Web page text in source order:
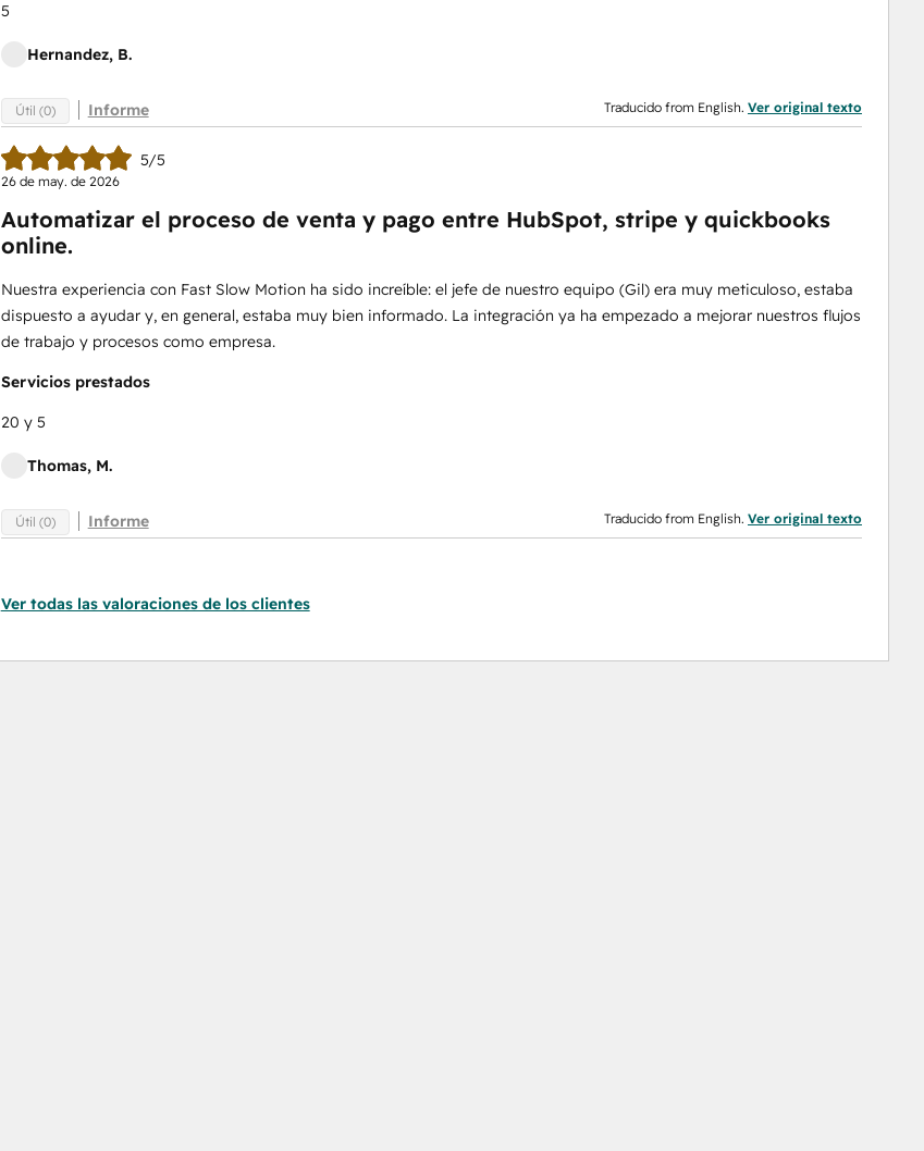
5
Hernandez, B.
Útil (0) Informe Traducido from English. Ver original texto
5/5
26 de may. de 2026
Automatizar el proceso de venta y pago entre HubSpot, stripe y quickbooks
online.
Nuestra experiencia con Fast Slow Motion ha sido increíble: el jefe de nuestro equipo (Gil) era muy meticuloso, estaba
dispuesto a ayudar y, en general, estaba muy bien informado. La integración ya ha empezado a mejorar nuestros flujos
de trabajo y procesos como empresa.
Servicios prestados
20 y 5
Thomas, M.
Útil (0) Informe Traducido from English. Ver original texto
Ver todas las valoraciones de los clientes